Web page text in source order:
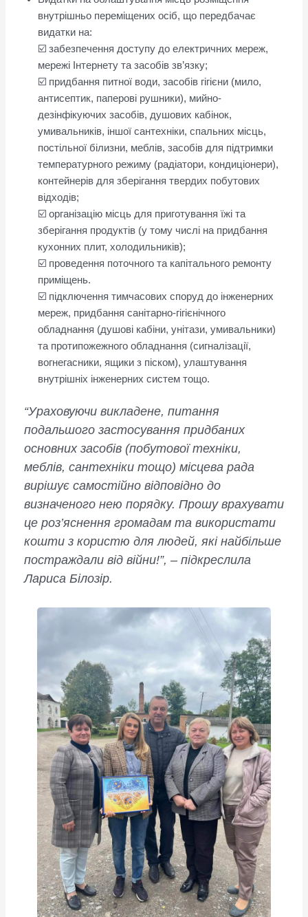
внутрішньо переміщених осіб, що передбачає
видатки на:
☑️ забезпечення доступу до електричних мереж,
мережі Інтернету та засобів зв’язку;
☑️ придбання питної води, засобів гігієни (мило,
антисептик, паперові рушники), мийно-
дезінфікуючих засобів, душових кабінок,
умивальників, іншої сантехніки, спальних місць,
постільної білизни, меблів, засобів для підтримки
температурного режиму (радіатори, кондиціонери),
контейнерів для зберігання твердих побутових
відходів;
☑️ організацію місць для приготування їжі та
зберігання продуктів (у тому числі на придбання
кухонних плит, холодильників);
☑️ проведення поточного та капітального ремонту
приміщень.
☑️ підключення тимчасових споруд до інженерних
мереж, придбання санітарно-гігієнічного
обладнання (душові кабіни, унітази, умивальники)
та протипожежного обладнання (сигналізації,
вогнегасники, ящики з піском), улаштування
внутрішніх інженерних систем тощо.
“Ураховуючи викладене, питання
подальшого застосування придбаних
основних засобів (побутової техніки,
меблів, сантехніки тощо) місцева рада
вирішує самостійно відповідно до
визначеного нею порядку. Прошу врахувати
це роз’яснення громадам та використати
кошти з користю для людей, які найбільше
постраждали від війни!”, – підкреслила
Лариса Білозір.